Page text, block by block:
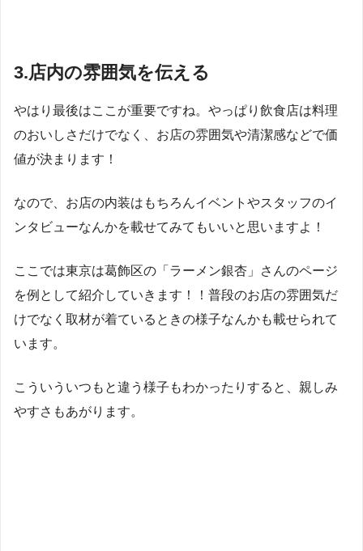
3.店内の雰囲気を伝える
やはり最後はここが重要ですね。やっぱり飲食店は料理
のおいしさだけでなく、お店の雰囲気や清潔感などで価
値が決まります！
なので、お店の内装はもちろんイベントやスタッフのイ
ンタビューなんかを載せてみてもいいと思いますよ！
ここでは東京は葛飾区の「ラーメン銀杏」さんのページ
を例として紹介していきます！！普段のお店の雰囲気だ
けでなく取材が着ているときの様子なんかも載せられて
います。
こういういつもと違う様子もわかったりすると、親しみ
やすさもあがります。